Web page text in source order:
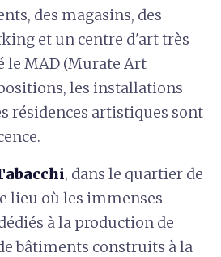
des magasins, des
et un centre d'art très
le MAD (Murate Art
les installations
résidences artistiques sont
, dans le quartier de
lieu où les immenses
à la production de
bâtiments construits à la